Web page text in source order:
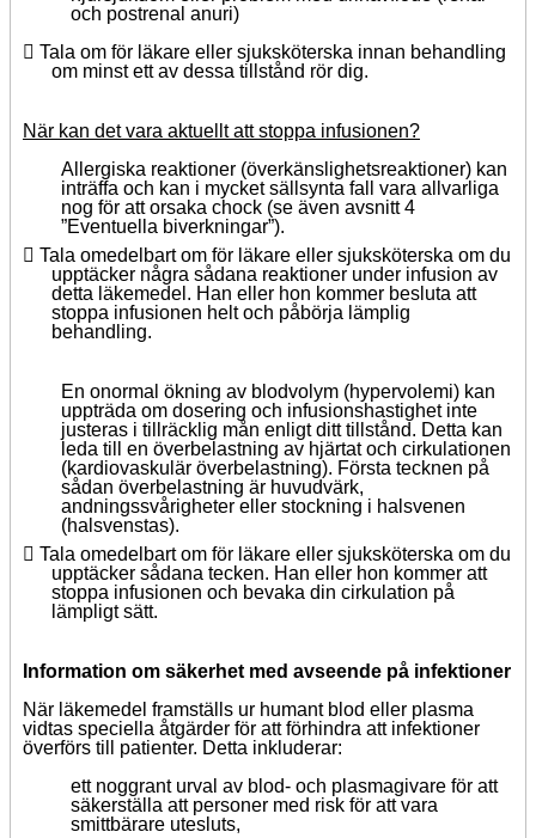
och postrenal anuri)
 Tala om för läkare eller sjuksköterska innan behandling
om minst ett av dessa tillstånd rör dig.
När kan det vara aktuellt att stoppa infusionen?
Allergiska reaktioner (överkänslighetsreaktioner) kan
inträffa och kan i mycket sällsynta fall vara allvarliga
nog för att orsaka chock (se även avsnitt 4
”Eventuella biverkningar”).
 Tala omedelbart om för läkare eller sjuksköterska om du
upptäcker några sådana reaktioner under infusion av
detta läkemedel. Han eller hon kommer besluta att
stoppa infusionen helt och påbörja lämplig
behandling.
En onormal ökning av blodvolym (hypervolemi) kan
uppträda om dosering och infusionshastighet inte
justeras i tillräcklig mån enligt ditt tillstånd. Detta kan
leda till en överbelastning av hjärtat och cirkulationen
(kardiovaskulär överbelastning). Första tecknen på
sådan överbelastning är huvudvärk,
andningssvårigheter eller stockning i halsvenen
(halsvenstas).
 Tala omedelbart om för läkare eller sjuksköterska om du
upptäcker sådana tecken. Han eller hon kommer att
stoppa infusionen och bevaka din cirkulation på
lämpligt sätt.
Information om säkerhet med avseende på infektioner
När läkemedel framställs ur humant blod eller plasma
vidtas speciella åtgärder för att förhindra att infektioner
överförs till patienter. Detta inkluderar:
ett noggrant urval av blod- och plasmagivare för att
säkerställa att personer med risk för att vara
smittbärare utesluts,